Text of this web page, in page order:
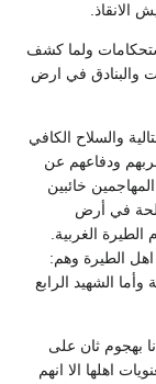
الانقاذ.
ولما كشف
والبنادق في ارض
والسلاح الكافي
ودفاعهم عن
خائبين
في أرض
الغربية.
الطيرة وهم:
الشهيد الرابع
14 ايار 1948 قام الهجانا بهجوم ثان على
اهلها الا انهم